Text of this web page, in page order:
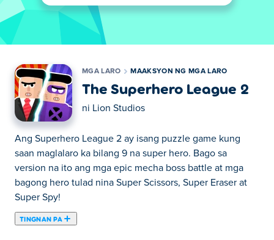
MGA LARO MAAKSYON NG MGA LARO
The Superhero League 2
ni Lion Studios
Ang Superhero League 2 ay isang puzzle game kung
saan maglalaro ka bilang 9 na super hero. Bago sa
version na ito ang mga epic mecha boss battle at mga
bagong hero tulad nina Super Scissors, Super Eraser at
Super Spy!
TINGNAN PA